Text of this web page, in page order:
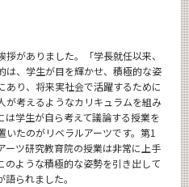
がありました。「学長就任以来、
は、学生が目を輝かせ、積極的な姿
り、将来実社会で活躍するために
が考えるようなカリキュラムを組み
学生が自ら考えて議論する授業を
たのがリベラルアーツです。第1
ーツ研究教育院の授業は非常に上手
のような積極的な姿勢を引き出して
られました。